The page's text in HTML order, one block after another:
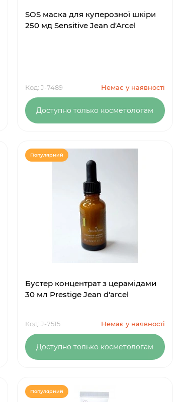
SOS маска для куперозної шкіри
250 мд Sensitive Jean d'Arcel
Код: J-7489 Немає у наявності
Доступно только косметологам
Популярний
Бустер концентрат з церамідами
30 мл Prestige Jean d'arcel
Код: J-7515 Немає у наявності
Доступно только косметологам
Популярний